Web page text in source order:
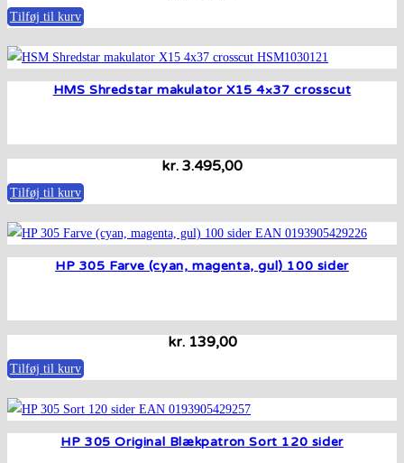
Tilføj til kurv
HMS Shredstar makulator X15 4×37 crosscut
kr. 3.495,00
Tilføj til kurv
HP 305 Farve (cyan, magenta, gul) 100 sider
kr.139,00
Tilføj til kurv
HP 305 Original Blækpatron Sort 120 sider